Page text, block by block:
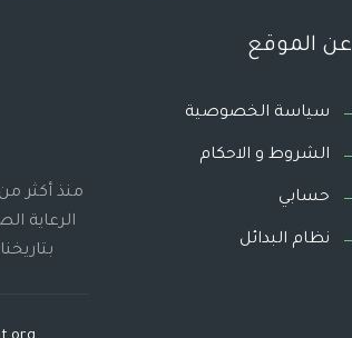
عن الموقع
سياسة الخصوصية
الشروط و الاحكام
حسابي
نظام البدائل
الرعاية